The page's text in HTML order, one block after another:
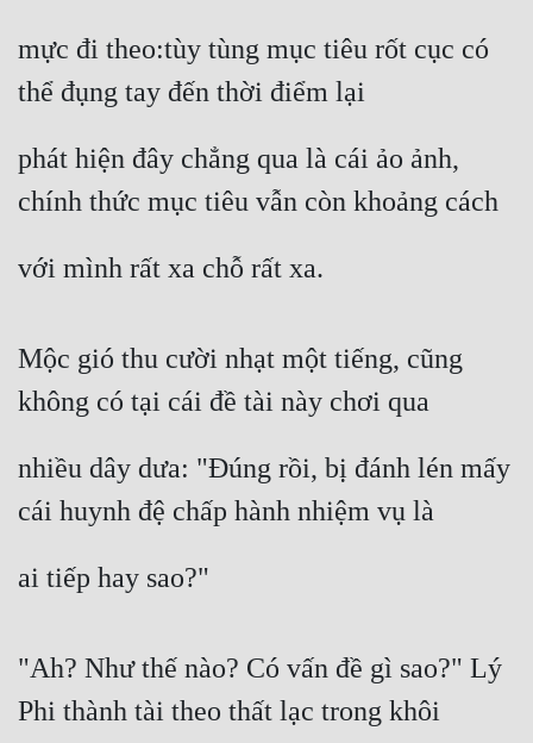
mực đi theo:tùy tùng mục tiêu rốt cục có
thể đụng tay đến thời điểm lại
phát hiện đây chẳng qua là cái ảo ảnh,
chính thức mục tiêu vẫn còn khoảng cách
với mình rất xa chỗ rất xa.
Mộc gió thu cười nhạt một tiếng, cũng
không có tại cái đề tài này chơi qua
nhiều dây dưa: "Đúng rồi, bị đánh lén mấy
cái huynh đệ chấp hành nhiệm vụ là
ai tiếp hay sao?"
"Ah? Như thế nào? Có vấn đề gì sao?" Lý
Phi thành tài theo thất lạc trong khôi